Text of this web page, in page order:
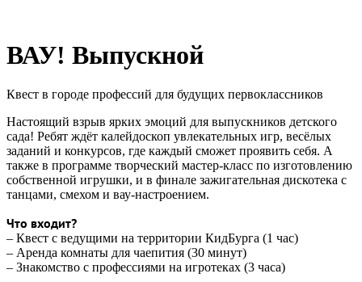
ВАУ! Выпускной
Квест в городе профессий для будущих первоклассников
Настоящий взрыв ярких эмоций для выпускников детского
сада! Ребят ждёт калейдоскоп увлекательных игр, весёлых
заданий и конкурсов, где каждый сможет проявить себя. А
также в программе творческий мастер-класс по изготовлению
собственной игрушки, и в финале зажигательная дискотека с
танцами, смехом и вау-настроением.
Что входит?
– Квест с ведущими на территории КидБурга (1 час)
– Аренда комнаты для чаепития (30 минут)
– Знакомство с профессиями на игротеках (3 часа)